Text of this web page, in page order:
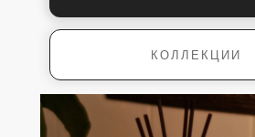
КОЛЛЕКЦИИ